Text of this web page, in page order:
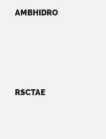
AMBHIDRO
RSCTAE